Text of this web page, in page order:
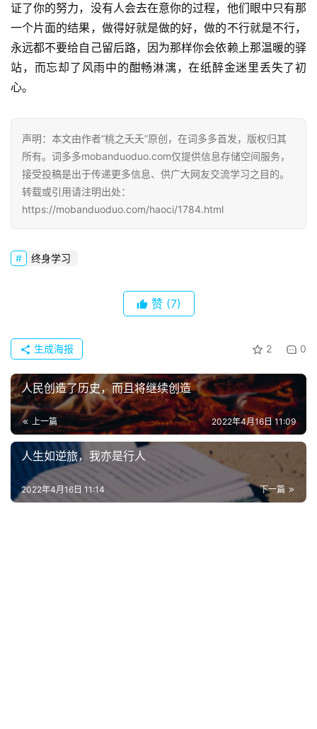
证了你的努力，没有人会去在意你的过程，他们眼中只有那
一个片面的结果，做得好就是做的好，做的不行就是不行，
永远都不要给自己留后路，因为那样你会依赖上那温暖的驿
站，而忘却了风雨中的酣畅淋漓，在纸醉金迷里丢失了初
心。
声明：本文由作者“桃之夭夭”原创，在词多多首发，版权归其
所有。词多多mobanduoduo.com仅提供信息存储空间服务，
接受投稿是出于传递更多信息、供广大网友交流学习之目的。
转载或引用请注明出处：
https://mobanduoduo.com/haoci/1784.html
终身学习
赞 (7)
2 0
生成海报
人民创造了历史，而且将继续创造
上一篇 2022年4月16日 11:09
人生如逆旅，我亦是行人
下一篇
2022年4月16日 11:14